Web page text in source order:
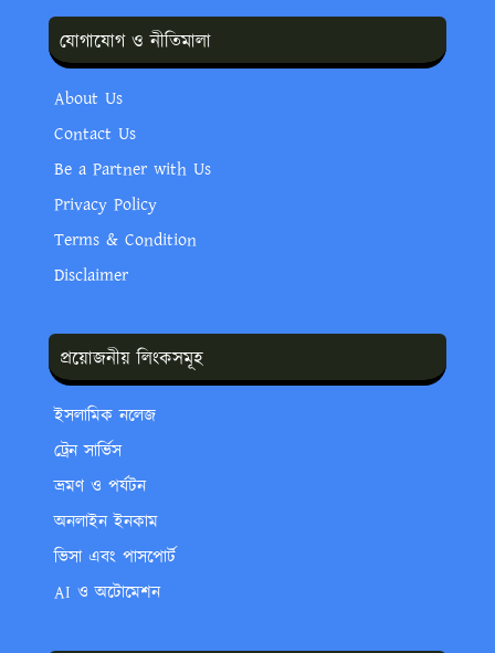
যোগাযোগ ও নীতিমালা
About Us
Contact Us
Be a Partner with Us
Privacy Policy
Terms & Condition
Disclaimer
প্রয়োজনীয় লিংকসমূহ
ইসলামিক নলেজ
ট্রেন সার্ভিস
ভ্রমণ ও পর্যটন
অনলাইন ইনকাম
ভিসা এবং পাসপোর্ট
AI ও অটোমেশন